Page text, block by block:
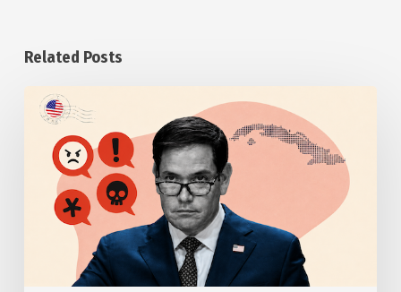
Related Posts
Anuncia
Estados
Unidos
medidas
punitivas